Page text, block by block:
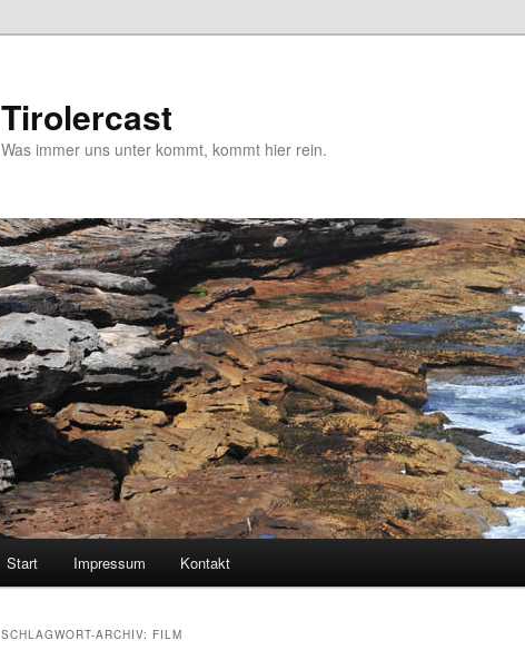
Tirolercast
Was immer uns unter kommt, kommt hier rein.
Start Impressum Kontakt
SCHLAGWORT-ARCHIV: FILM